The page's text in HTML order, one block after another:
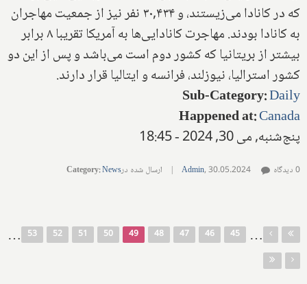
که در کانادا می‌زیستند، و ۳۰,۴۳۴ نفر نیز از جمعیت مهاجران
به کانادا بودند. مهاجرت کانادایی‌ها به آمریکا تقریبا ۸ برابر
بیشتر از بریتانیا که کشور دوم است می‌باشد و پس از این دو
کشور استرالیا، نیوزلند، فرانسه و ایتالیا قرار دارند.
Sub-Category:Daily
Happened at:Canada
پنج‌شنبه, می 30, 2024 - 18:45
Admin,30.05.2024
| ارسال شده در Category:News 0 دیدگاه
صفحه‌ها
…
45
46
47
48
49
50
51
52
53
…